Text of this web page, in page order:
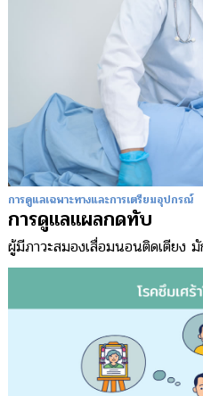
การดูแลเฉพาะทางและการเตรียมอุปกรณ์
การดูแลแผลกดทับ
ผู้มีภาวะสมองเสื่อมนอนติดเตียง มั